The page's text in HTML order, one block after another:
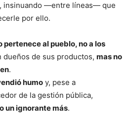
, insinuando —entre líneas— que
por ello.
pertenece al pueblo, no a los
dueños de sus productos, mas no
.
humo y, pese a
de la gestión pública,
un ignorante más.